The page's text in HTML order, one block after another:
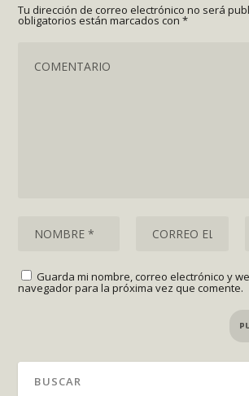
Tu dirección de correo electrónico no será
obligatorios están marcados con*
Guarda mi nombre, correo electrónico y
navegador para la próxima vez que comente.